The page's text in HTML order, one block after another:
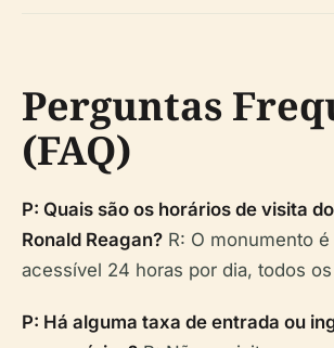
Perguntas
(FAQ)
P: Quais são os horários de visita
Ronald Reagan? R: O monumento
acessível 24 horas por dia, todos
P: Há alguma taxa de entrada ou